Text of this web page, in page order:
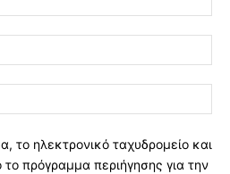
το ηλεκτρονικό ταχυδρομείο και
πρόγραμμα περιήγησης για την